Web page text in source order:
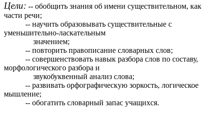
Цели: -- обобщить знания об имени существительном, как
части речи;
-- научить образовывать существительные с
уменьшительно-ласкательным
значением;
-- повторить правописание словарных слов;
-- совершенствовать навык разбора слов по составу,
морфологического разбора и
звукобуквенный анализ слова;
-- развивать орфографическую зоркость, логическое
мышление;
-- обогатить словарный запас учащихся.